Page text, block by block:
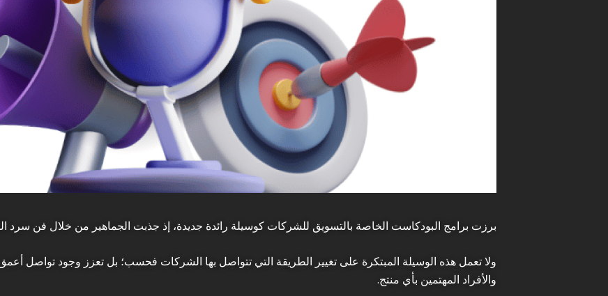
برزت برامج البودكاست الخاصة بالتسويق للشركات كوسيلة رائدة جديدة، إذ جذبت الجماهير من خلال فن سرد
ولا تعمل هذه الوسيلة المبتكرة على تغيير الطريقة التي تتواصل بها الشركات فحسب؛ بل تعزز وجود تواصل
والأفراد المهتمين بأي منتج.